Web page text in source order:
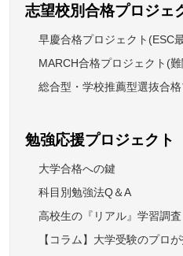
志望校別合格プロジェ
早慶合格プロジェクト(ESC
MARCH合格プロジェクト(
総合型・学校推薦型選抜合
勉強応援プロジェクト
大学合格への鍵
科目別勉強法Q＆A
高校生の『リアル』学習調査
【コラム】大学受験のプロ